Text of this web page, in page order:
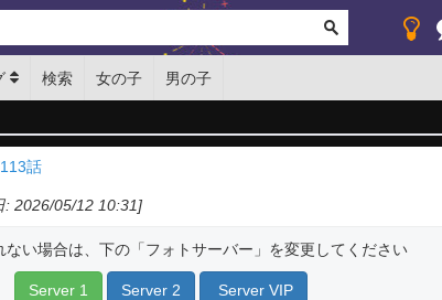
検索 女の子 男の子
話
: 2026/05/12 10:31]
ない場合は、下の「フォトサーバー」を変更してください
Server 1 Server 2 Server VIP